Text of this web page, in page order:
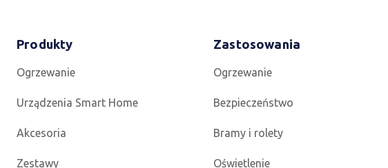
Produkty
Ogrzewanie
Urządzenia Smart Home
Akcesoria
Zestawy
Zastosowania
Ogrzewanie
Bezpieczeństwo
Bramy i rolety
Oświetlenie